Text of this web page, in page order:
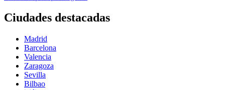
Ciudades destacadas
Madrid
Barcelona
Valencia
Zaragoza
Sevilla
Bilbao